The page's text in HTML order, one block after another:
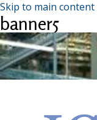
Skip to main content
banner5